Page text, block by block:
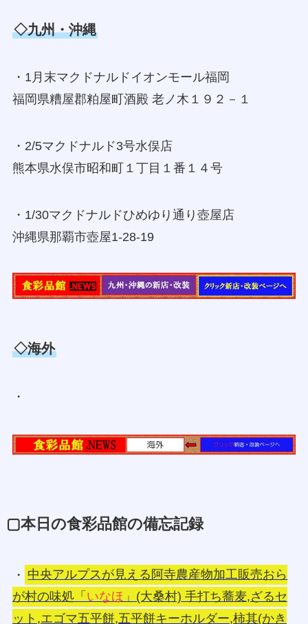
◇九州・沖縄
・1月末マクドナルドイオンモール福岡
福岡県糟屋郡粕屋町酒殿 老ノ木１９２－１
・2/5マクドナルド3号水俣店
熊本県水俣市昭和町１丁目１番１４号
・1/30マクドナルドひめゆり通り壺屋店
沖縄県那覇市壺屋1-28-19
◇海外
・
▢本日の食彩品館の備忘記録
・ 中央アルプスが見える阿寺農産物加工販売おら
が村の味処「 いなほ 」(大桑村) 手打ち蕎麦,ざるセ
ット,エゴマ五平餅,五平餅キーホルダー,柿其(かき